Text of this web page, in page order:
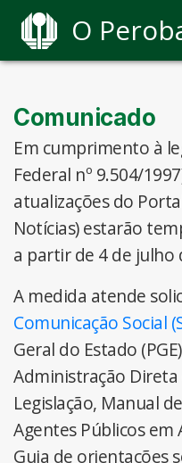
O
Comunicado
Em cumprimento à
Federal nº 9.504/
atualizações do
Notícias) estarão
a partir de 4 de julho
A medida atende
Comunicação Social
Geral do Estado
Administração
Legislação, Manual
Agentes Públicos em
Guia de orientações